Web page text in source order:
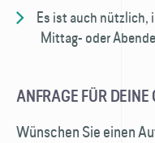
Es ist auch nützlich,
Mittag- oder
ANFRAGE FÜR
Wünschen Sie einen